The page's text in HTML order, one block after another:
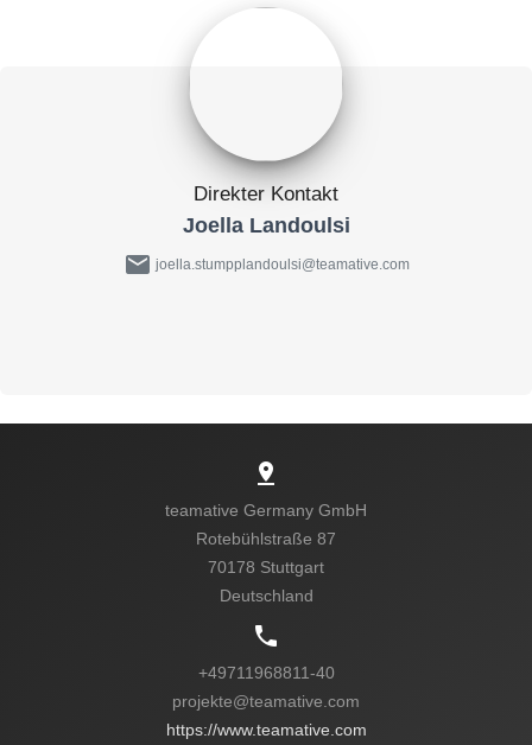
Direkter Kontakt
Joella Landoulsi
mail joella.stumpplandoulsi@teamative.com
Kein passender Job?
Sende uns eine
Nachricht!
pin_drop
teamative Germany GmbH
Rotebühlstraße 87
70178 Stuttgart
Deutschland
phone
+49711968811-40
projekte@teamative.com
https://www.teamative.com